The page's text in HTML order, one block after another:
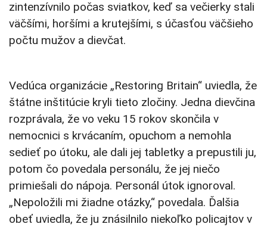
zintenzívnilo počas sviatkov, keď sa večierky stali
väčšími, horšími a krutejšími, s účasťou väčšieho
počtu mužov a dievčat.
Vedúca organizácie „Restoring Britain“ uviedla, že
štátne inštitúcie kryli tieto zločiny. Jedna dievčina
rozprávala, že vo veku 15 rokov skončila v
nemocnici s krvácaním, opuchom a nemohla
sedieť po útoku, ale dali jej tabletky a prepustili ju,
potom čo povedala personálu, že jej niečo
primiešali do nápoja. Personál útok ignoroval.
„Nepoložili mi žiadne otázky,“ povedala. Ďalšia
obeť uviedla, že ju znásilnilo niekoľko policajtov v